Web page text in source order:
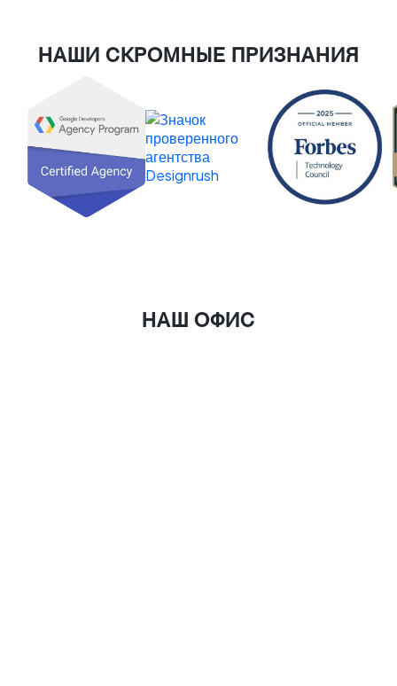
НАШИ СКРОМНЫЕ ПРИЗНАНИЯ
НАШ ОФИС